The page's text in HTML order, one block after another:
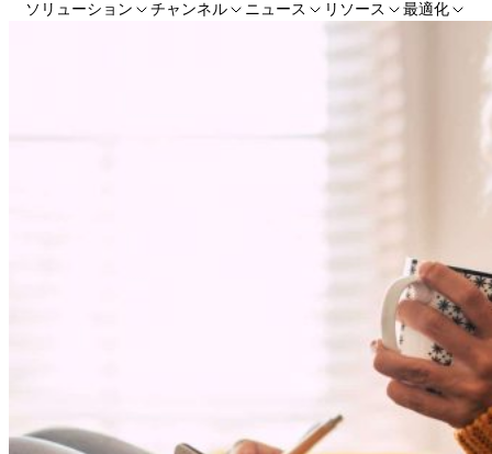
ソリューション チャンネル ニュース リソース 最適化